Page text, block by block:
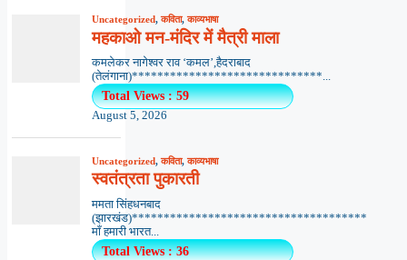
Uncategorized,कविता,काव्यभाषा
महकाओ मन-मंदिर में मैत्री माला
कमलेकर नागेश्वर राव ‘कमल’,हैदराबाद
(तेलंगाना)******************************...
Total Views : 59
August 5, 2026
Uncategorized,कविता,काव्यभाषा
स्वतंत्रता पुकारती
ममता सिंहधनबाद
(झारखंड)*************************************
माँ हमारी भारत...
Total Views : 36